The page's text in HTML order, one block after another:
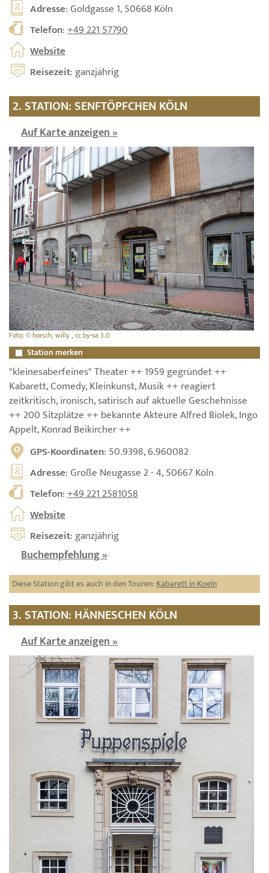
Adresse: Goldgasse 1, 50668 Köln
Telefon:+49 221 57790
Website
Reisezeit: ganzjährig
2. STATION: SENFTÖPFCHEN KÖLN
Auf Karte anzeigen »
Foto: © horsch, willy , cc by-sa 3.0
Station merken
"kleinesaberfeines" Theater ++ 1959 gegründet ++
Kabarett, Comedy, Kleinkunst, Musik ++ reagiert
zeitkritisch, ironisch, satirisch auf aktuelle Geschehnisse
++ 200 Sitzplätze ++ bekannte Akteure Alfred Biolek, Ingo
Appelt, Konrad Beikircher ++
GPS-Koordinaten: 50.9398, 6.960082
Adresse: Große Neugasse 2 - 4, 50667 Köln
Telefon:+49 221 2581058
Website
Reisezeit: ganzjährig
Buchempfehlung »
Diese Station gibt es auch in den Touren:Kabarett in Koeln
3. STATION: HÄNNESCHEN KÖLN
Auf Karte anzeigen »